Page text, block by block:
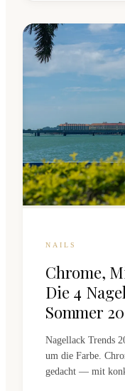
NAILS
Chrome,
Die 4
Sommer
Nagellack Trends
um die Farbe.
gedacht — mit